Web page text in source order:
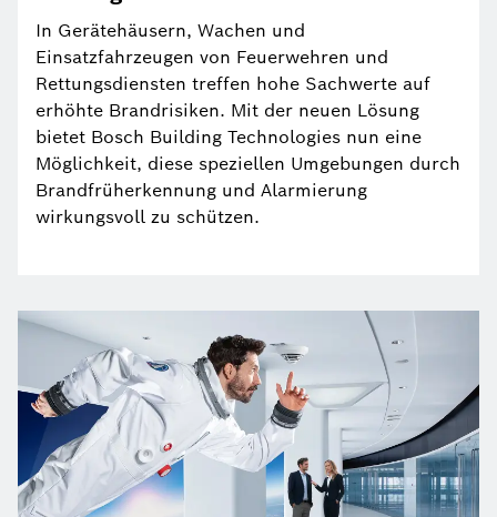
In Gerätehäusern, Wachen und
Einsatzfahrzeugen von Feuerwehren und
Rettungsdiensten treffen hohe Sachwerte auf
erhöhte Brandrisiken. Mit der neuen Lösung
bietet Bosch Building Technologies nun eine
Möglichkeit, diese speziellen Umgebungen durch
Brandfrüherkennung und Alarmierung
wirkungsvoll zu schützen.